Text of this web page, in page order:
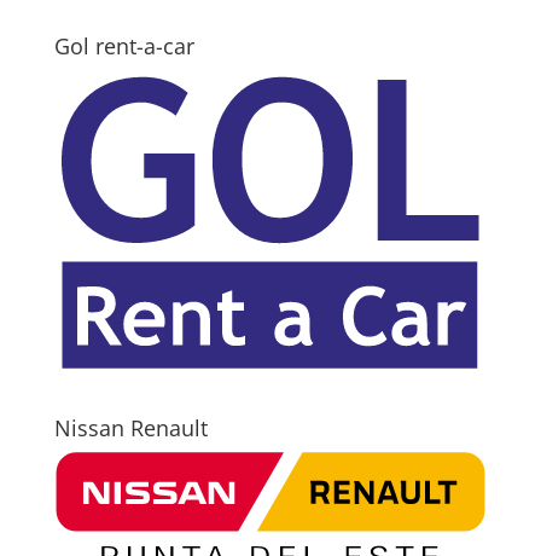
Gol rent-a-car
Nissan Renault